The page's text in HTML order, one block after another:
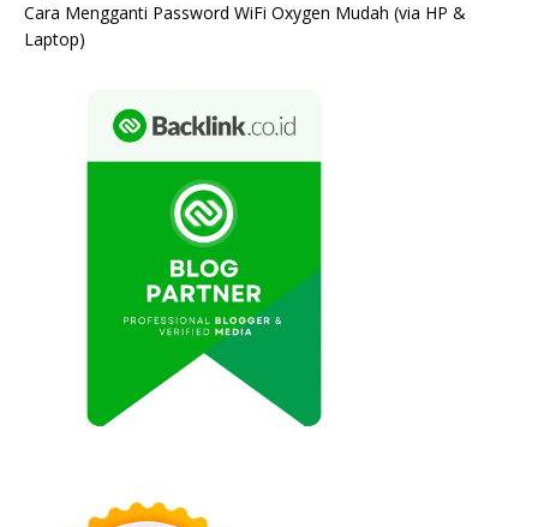
Cara Mengganti Password WiFi Oxygen Mudah (via HP &
Laptop)